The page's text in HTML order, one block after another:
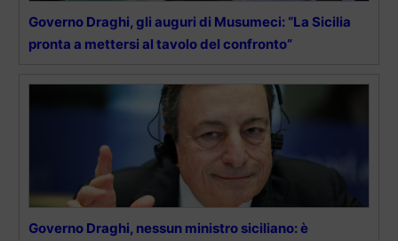
Governo Draghi, gli auguri di Musumeci: “La Sicilia
pronta a mettersi al tavolo del confronto”
Governo Draghi, nessun ministro siciliano: è